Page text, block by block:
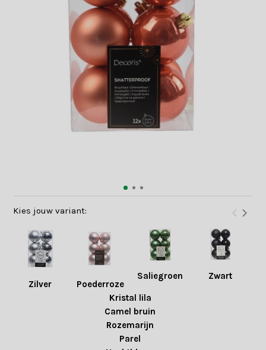
Kies jouw variant:
Zilver Poederroze
Saliegroen Zwart
Kristal lila
Camel bruin
Rozemarijn
Parel